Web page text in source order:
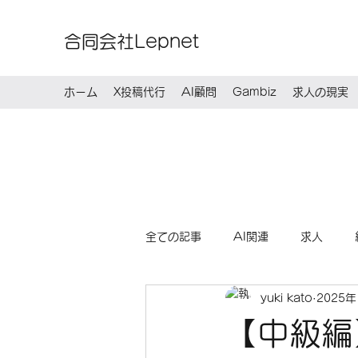
合同会社Lepnet
ホーム X投稿代行 AI顧問 Gambiz 求人の現実
全ての記事 AI関連 求人
【中級
yuki kato 2025